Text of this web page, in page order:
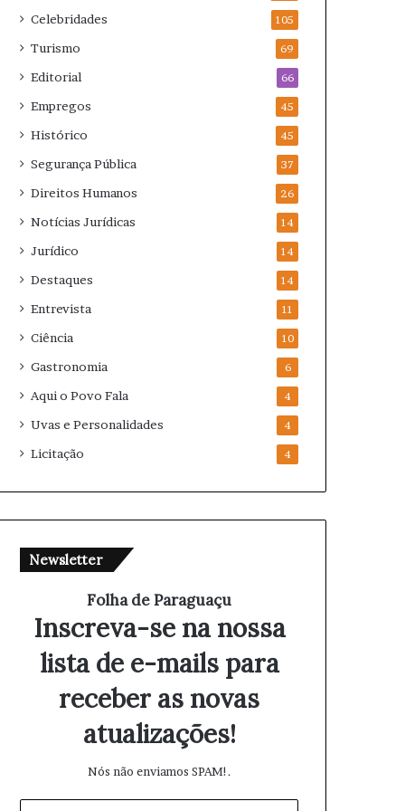
Celebridades 105
Turismo 69
Editorial 66
Empregos 45
Histórico 45
Segurança Pública 37
Direitos Humanos 26
Notícias Jurídicas 14
Jurídico 14
Destaques 14
Entrevista 11
Ciência 10
Gastronomia 6
Aqui o Povo Fala 4
Uvas e Personalidades 4
Licitação 4
Newsletter
Folha de Paraguaçu
Inscreva-se na nossa
lista de e-mails para
receber as novas
atualizações!
Nós não enviamos SPAM!.